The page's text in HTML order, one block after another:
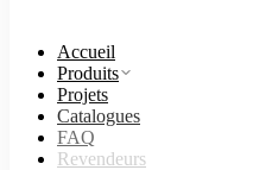
Accueil
Produits
Projets
Catalogues
FAQ
Revendeurs